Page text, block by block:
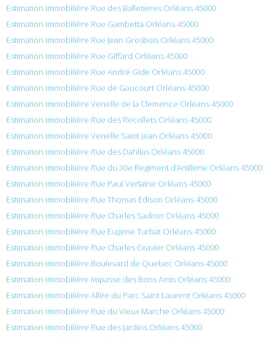
Estimation immobilière Rue des Balletieres Orléans 45000
Estimation immobilière Rue Gambetta Orléans 45000
Estimation immobilière Rue Jean Grosbois Orléans 45000
Estimation immobilière Rue Giffard Orléans 45000
Estimation immobilière Rue André Gide Orléans 45000
Estimation immobilière Rue de Gaucourt Orléans 45000
Estimation immobilière Venelle de la Clemence Orléans 45000
Estimation immobilière Rue des Recollets Orléans 45000
Estimation immobilière Venelle Saint Jean Orléans 45000
Estimation immobilière Rue des Dahlias Orléans 45000
Estimation immobilière Rue du 30e Regiment d’Artillerie Orléans 45000
Estimation immobilière Rue Paul Verlaine Orléans 45000
Estimation immobilière Rue Thomas Edison Orléans 45000
Estimation immobilière Rue Charles Sadron Orléans 45000
Estimation immobilière Rue Eugene Turbat Orléans 45000
Estimation immobilière Rue Charles Gravier Orléans 45000
Estimation immobilière Boulevard de Quebec Orléans 45000
Estimation immobilière Impasse des Bons Amis Orléans 45000
Estimation immobilière Allée du Parc Saint Laurent Orléans 45000
Estimation immobilière Rue du Vieux Marche Orléans 45000
Estimation immobilière Rue des Jardins Orléans 45000